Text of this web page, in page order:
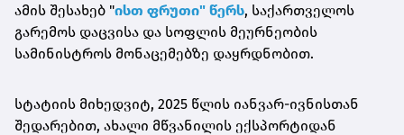
ამის შესახებ "ისთ ფრუთი" წერს, საქართველოს
გარემოს დაცვისა და სოფლის მეურნეობის
სამინისტროს მონაცემებზე დაყრდნობით.
სტატიის მიხედვიტ, 2025 წლის იანვარ-ივნისთან
შედარებით, ახალი მწვანილის ექსპორტიდან